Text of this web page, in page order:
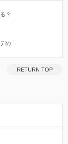
？
の…
RETURN TOP